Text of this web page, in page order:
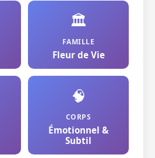
🏛️
FAMILLE
Fleur de Vie
🧠
CORPS
Émotionnel &
Subtil